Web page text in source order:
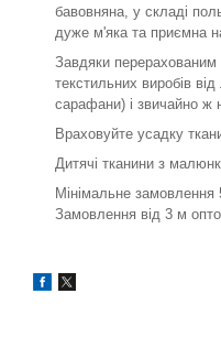
бавовняна, у складі
дуже м'яка та приємна
Завдяки перерахованим
текстильних виробів
сарафани) і звичайно ж
Враховуйте усадку
Дитячі тканини з
Мінімальне замовлення
Замовлення від 3 м